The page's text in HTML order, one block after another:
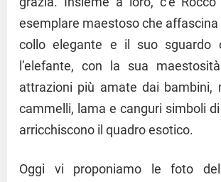
esemplare maestoso che
collo elegante e il suo sguardo
l’elefante, con la sua
attrazioni più amate dai bambini,
cammelli, lama e canguri simboli
arricchiscono il quadro esotico.
Oggi vi proponiamo le foto